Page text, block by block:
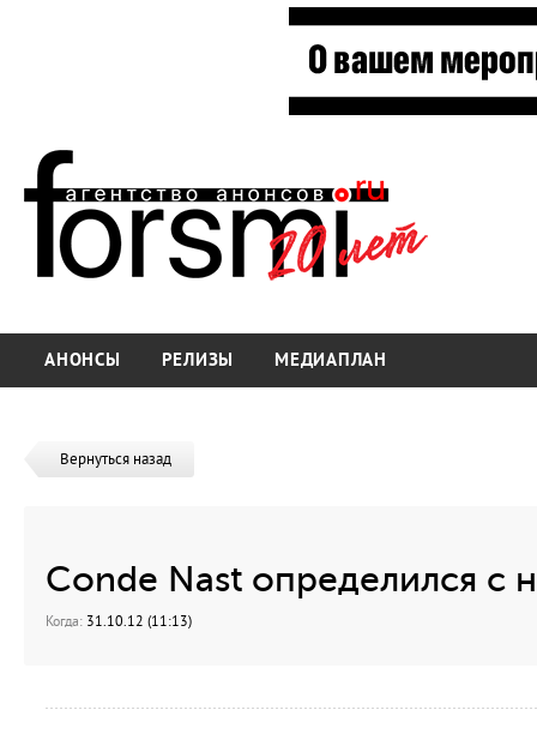
АНОНСЫ РЕЛИЗЫ МЕДИАПЛАН
Вернуться назад
Condе Nast определился с
Когда: 31.10.12 (11:13)